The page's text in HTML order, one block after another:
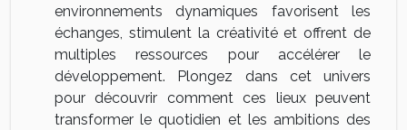
environnements dynamiques favorisent les
échanges, stimulent la créativité et offrent de
multiples ressources pour accélérer le
développement. Plongez dans cet univers
pour découvrir comment ces lieux peuvent
transformer le quotidien et les ambitions des